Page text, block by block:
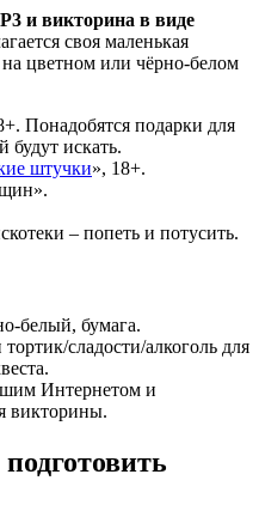
и викторина в виде
своя маленькая
цветном или чёрно-белом
Понадобятся подарки для
будут искать.
штучки», 18+.
– попеть и потусить.
белый, бумага.
сладости/алкоголь для
Интернетом и
викторины.